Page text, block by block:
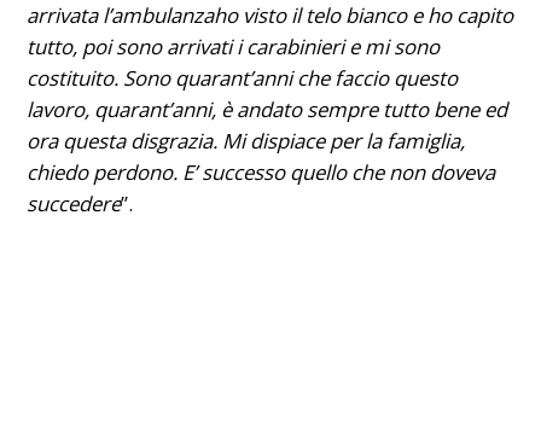
arrivata l’ambulanzaho visto il telo bianco e ho capito
tutto, poi sono arrivati i carabinieri e mi sono
costituito. Sono quarant’anni che faccio questo
lavoro, quarant’anni, è andato sempre tutto bene ed
ora questa disgrazia. Mi dispiace per la famiglia,
chiedo perdono. E’ successo quello che non doveva
succedere”.